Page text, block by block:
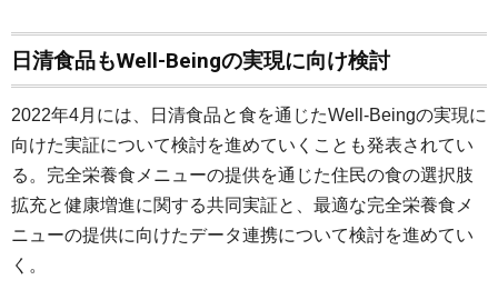
日清食品もWell-Beingの実現に向け検討
2022年4月には、日清食品と食を通じたWell-Beingの実現に
向けた実証について検討を進めていくことも発表されてい
る。完全栄養食メニューの提供を通じた住民の食の選択肢
拡充と健康増進に関する共同実証と、最適な完全栄養食メ
ニューの提供に向けたデータ連携について検討を進めてい
く。